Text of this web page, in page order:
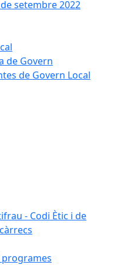
setembre 2022
de Govern
de Govern Local
- Codi Ètic i de
programes